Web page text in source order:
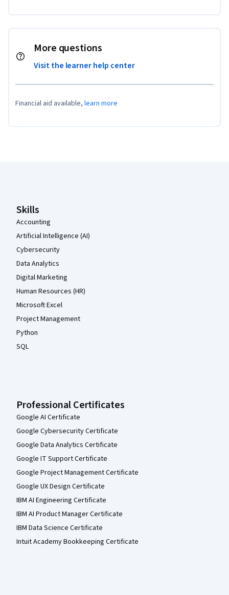
More questions
Visit the learner help center
Financial aid available, learn more
Skills
Accounting
Artificial Intelligence (AI)
Cybersecurity
Data Analytics
Digital Marketing
Human Resources (HR)
Microsoft Excel
Project Management
Python
SQL
Professional Certificates
Google AI Certificate
Google Cybersecurity Certificate
Google Data Analytics Certificate
Google IT Support Certificate
Google Project Management Certificate
Google UX Design Certificate
IBM AI Engineering Certificate
IBM AI Product Manager Certificate
IBM Data Science Certificate
Intuit Academy Bookkeeping Certificate